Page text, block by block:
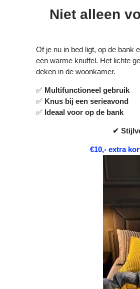
Niet alleen
Of je nu in bed ligt, op de bank
een warme knuffel. Het lichte
deken in de woonkamer.
✅ Multifunctioneel gebruik
✅ Knus bij een serieavond
✅ Ideaal voor op de bank
✔
€10,- extra